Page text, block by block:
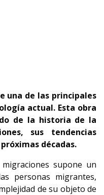
una de las principales
actual. Esta obra
de la historia de la
sus tendencias
décadas.
supone un
personas migrantes,
de su objeto de